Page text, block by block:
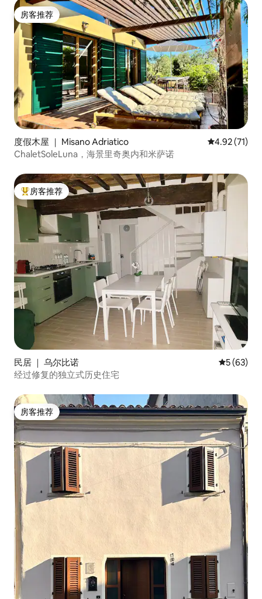
房客推荐
房客推荐
度假木屋 ｜ Misano Adriatico 平均评分
4.92 (71)
ChaletSoleLuna，海景里奇奥内和米萨诺
热门「房客推荐」
房客推荐
民居 ｜ 乌尔比诺 平均评分
5 (63)
经过修复的独立式历史住宅
房客推荐
房客推荐